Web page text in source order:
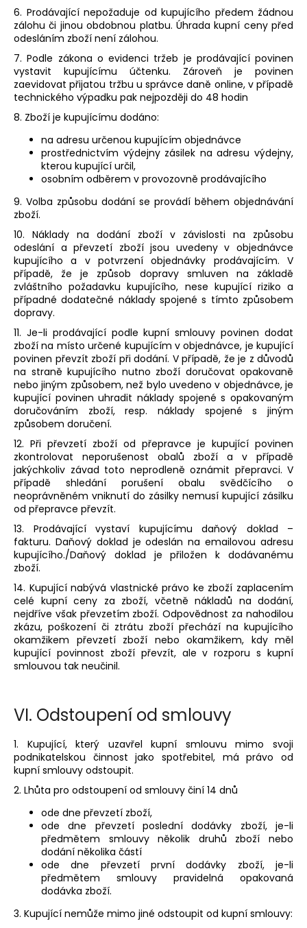
6. Prodávající nepožaduje od kupujícího předem žádnou
zálohu či jinou obdobnou platbu. Úhrada kupní ceny před
odesláním zboží není zálohou.
7. Podle zákona o evidenci tržeb je prodávající povinen
vystavit kupujícímu účtenku. Zároveň je povinen
zaevidovat přijatou tržbu u správce daně online, v případě
technického výpadku pak nejpozději do 48 hodin
8. Zboží je kupujícímu dodáno:
na adresu určenou kupujícím objednávce
prostřednictvím výdejny zásilek na adresu výdejny,
kterou kupující určil,
osobním odběrem v provozovně prodávajícího
9. Volba způsobu dodání se provádí během objednávání
zboží.
10. Náklady na dodání zboží v závislosti na způsobu
odeslání a převzetí zboží jsou uvedeny v objednávce
kupujícího a v potvrzení objednávky prodávajícím. V
případě, že je způsob dopravy smluven na základě
zvláštního požadavku kupujícího, nese kupující riziko a
případné dodatečné náklady spojené s tímto způsobem
dopravy.
11. Je-li prodávající podle kupní smlouvy povinen dodat
zboží na místo určené kupujícím v objednávce, je kupující
povinen převzít zboží při dodání. V případě, že je z důvodů
na straně kupujícího nutno zboží doručovat opakovaně
nebo jiným způsobem, než bylo uvedeno v objednávce, je
kupující povinen uhradit náklady spojené s opakovaným
doručováním zboží, resp. náklady spojené s jiným
způsobem doručení.
12. Při převzetí zboží od přepravce je kupující povinen
zkontrolovat neporušenost obalů zboží a v případě
jakýchkoliv závad toto neprodleně oznámit přepravci. V
případě shledání porušení obalu svědčícího o
neoprávněném vniknutí do zásilky nemusí kupující zásilku
od přepravce převzít.
13. Prodávající vystaví kupujícímu daňový doklad –
fakturu. Daňový doklad je odeslán na emailovou adresu
kupujícího./Daňový doklad je přiložen k dodávanému
zboží.
14. Kupující nabývá vlastnické právo ke zboží zaplacením
celé kupní ceny za zboží, včetně nákladů na dodání,
nejdříve však převzetím zboží. Odpovědnost za nahodilou
zkázu, poškození či ztrátu zboží přechází na kupujícího
okamžikem převzetí zboží nebo okamžikem, kdy měl
kupující povinnost zboží převzít, ale v rozporu s kupní
smlouvou tak neučinil.
VI. Odstoupení od smlouvy
1. Kupující, který uzavřel kupní smlouvu mimo svoji
podnikatelskou činnost jako spotřebitel, má právo od
kupní smlouvy odstoupit.
2. Lhůta pro odstoupení od smlouvy činí 14 dnů
ode dne převzetí zboží,
ode dne převzetí poslední dodávky zboží, je-li
předmětem smlouvy několik druhů zboží nebo
dodání několika částí
ode dne převzetí první dodávky zboží, je-li
předmětem smlouvy pravidelná opakovaná
dodávka zboží.
3. Kupující nemůže mimo jiné odstoupit od kupní smlouvy: